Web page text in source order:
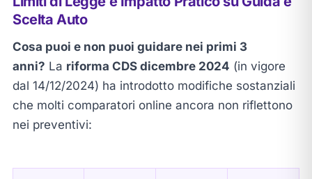
Scelta Auto
Cosa puoi e non puoi guidare nei primi 3
anni? La riforma CDS dicembre 2024 (in vigore
dal 14/12/2024) ha introdotto modifiche sostanziali
che molti comparatori online ancora non riflettono
nei preventivi: